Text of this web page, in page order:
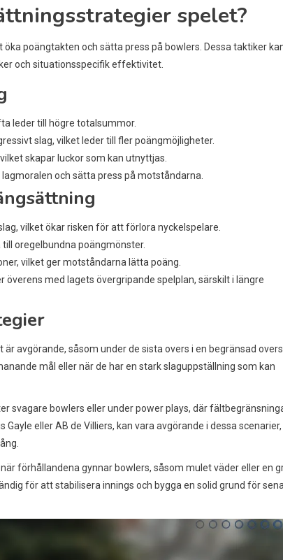
spelet?
poängtakten och sätta press på bowlers. Dessa taktiker
och situationsspecifik effektivitet.
leder till högre totalsummor.
slag, vilket leder till fler poängmöjligheter.
skapar luckor som kan utnyttjas.
och sätta press på motståndarna.
vilket ökar risken för att förlora nyckelspelare.
oregelbundna poängmönster.
vilket ger motståndarna lätta poäng.
med lagets övergripande spelplan, särskilt i längre
avgörande, såsom under de sista overs i en begränsad
mål eller när de har en stark slaguppställning som kan
svagare bowlers eller under power plays, där
eller AB de Villiers, kan vara avgörande i dessa scenarier,
förhållandena gynnar bowlers, såsom mulet väder eller en
för att stabilisera innings och bygga en solid grund för